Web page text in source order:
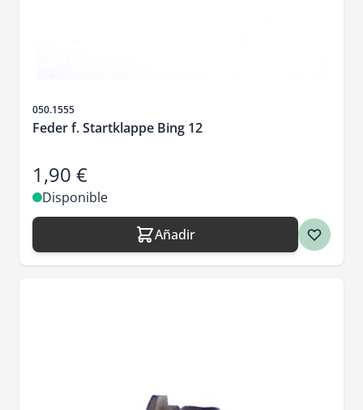
SKU
050.1555
Feder f. Startklappe Bing 12
1,90 €
Disponible
Añadir